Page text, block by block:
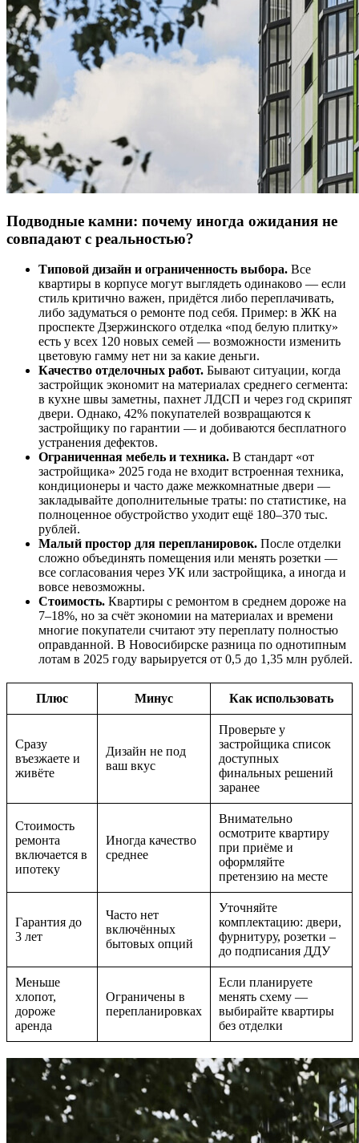
Подводные камни: почему иногда ожидания не
совпадают с реальностью?
Типовой дизайн и ограниченность выбора. Все
квартиры в корпусе могут выглядеть одинаково — если
стиль критично важен, придётся либо переплачивать,
либо задуматься о ремонте под себя. Пример: в ЖК на
проспекте Дзержинского отделка «под белую плитку»
есть у всех 120 новых семей — возможности изменить
цветовую гамму нет ни за какие деньги.
Качество отделочных работ. Бывают ситуации, когда
застройщик экономит на материалах среднего сегмента:
в кухне швы заметны, пахнет ЛДСП и через год скрипят
двери. Однако, 42% покупателей возвращаются к
застройщику по гарантии — и добиваются бесплатного
устранения дефектов.
Ограниченная мебель и техника. В стандарт «от
застройщика» 2025 года не входит встроенная техника,
кондиционеры и часто даже межкомнатные двери —
закладывайте дополнительные траты: по статистике, на
полноценное обустройство уходит ещё 180–370 тыс.
рублей.
Малый простор для перепланировок. После отделки
сложно объединять помещения или менять розетки —
все согласования через УК или застройщика, а иногда и
вовсе невозможны.
Стоимость. Квартиры с ремонтом в среднем дороже на
7–18%, но за счёт экономии на материалах и времени
многие покупатели считают эту переплату полностью
оправданной. В Новосибирске разница по однотипным
лотам в 2025 году варьируется от 0,5 до 1,35 млн рублей.
Плюс Минус Как использовать
Сразу
въезжаете и
живёте
Дизайн не под
ваш вкус
Проверьте у
застройщика список
доступных
финальных решений
заранее
Стоимость
ремонта
включается в
ипотеку
Иногда качество
среднее
Внимательно
осмотрите квартиру
при приёме и
оформляйте
претензию на месте
Гарантия до
3 лет
Часто нет
включённых
бытовых опций
Уточняйте
комплектацию: двери,
фурнитуру, розетки –
до подписания ДДУ
Меньше
хлопот,
дороже
аренда
Ограничены в
перепланировках
Если планируете
менять схему —
выбирайте квартиры
без отделки